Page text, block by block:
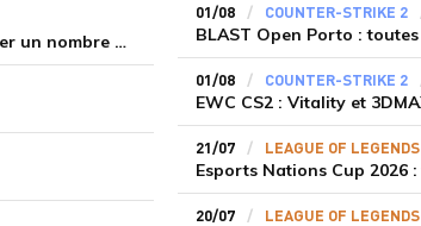
Faker après son 100e succès au MSI : « Gagner sur la grande scène est plus important que d'accumuler un nombre élevé de victoires »
01/08 COUNTER-STRIKE 2
01/08 COUNTER-STRIKE 2
EWC CS2 : Vitality et
21/07 LEAGUE OF LEGENDS
20/07 LEAGUE OF LEGENDS